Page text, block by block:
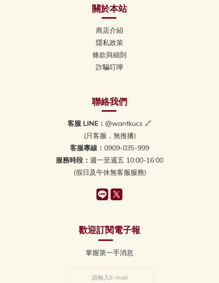
關於本站
商店介紹
隱私政策
條款與細則
詐騙叮嚀
聯絡我們
客服 LINE： @wantkucs 🔗
(只客服，無推播)
客服專線： 0909-035-999
服務時段： 週一至週五 10:00-16:00
(假日及午休無客服服務)
歡迎訂閱電子報
掌握第一手消息